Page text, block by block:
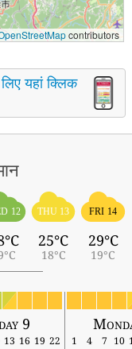
contributors
यहां क्लिक
12 THU 13
25°C
18°C
FRI 14
29°C
19°C
9
13 16 19 22 1 4 7 10